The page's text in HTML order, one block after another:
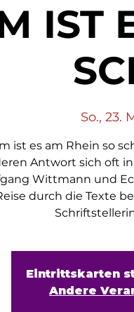
IST
So., 23.
ist es am Rhein so
Antwort sich oft
Wittmann und
durch die Texte
Eintrittskarten
Andere